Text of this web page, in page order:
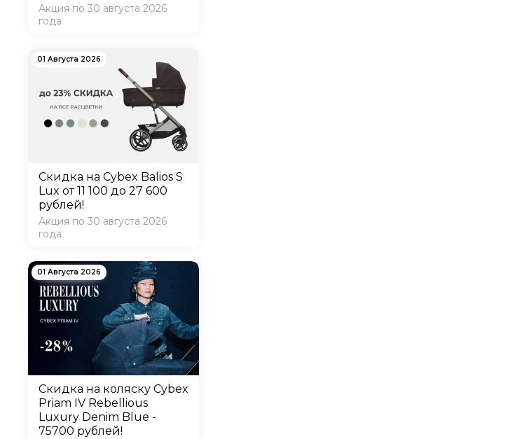
Акция по 30 августа 2026
года
01 Августа 2026
Скидка на Cybex Balios S
Lux от 11 100 до 27 600
рублей!
Акция по 30 августа 2026
года
01 Августа 2026
Скидка на коляску Cybex
Priam IV Rebellious
Luxury Denim Blue -
75700 рублей!